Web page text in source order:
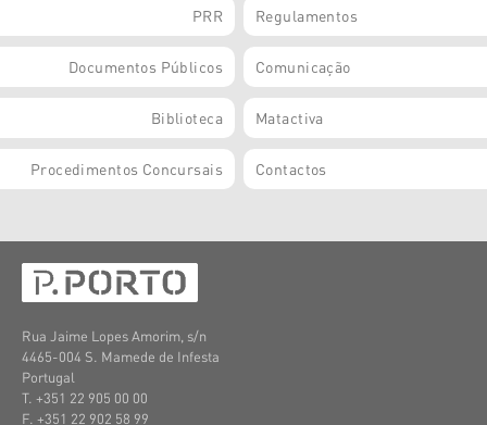
PRR Regulamentos
Documentos Públicos Comunicação
Biblioteca Matactiva
Procedimentos Concursais Contactos
Rua Jaime Lopes Amorim, s/n
4465-004 S. Mamede de Infesta
Portugal
T. +351 22 905 00 00
F. +351 22 902 58 99